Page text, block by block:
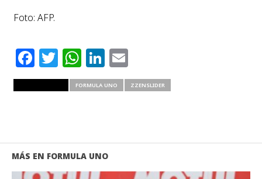
Foto: AFP.
Facebook
Twitter
WhatsApp
LinkedIn
Email
FORMULA UNO ZZENSLIDER
MÁS EN FORMULA UNO